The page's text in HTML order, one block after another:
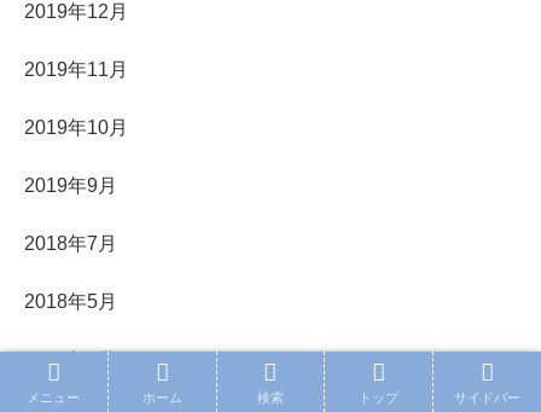
2019年12月
2019年11月
2019年10月
2019年9月
2018年7月
2018年5月
2018年4月
メニュー ホーム 検索 トップ サイドバー